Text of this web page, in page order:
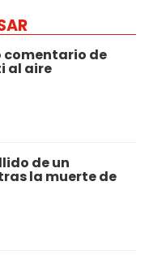
comentario de
al aire
de un
la muerte de